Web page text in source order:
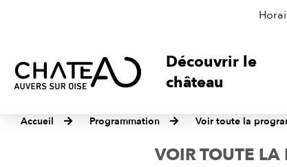
Découvrir le
château
Accueil Programmation Voir toute la
VOIR TOUTE